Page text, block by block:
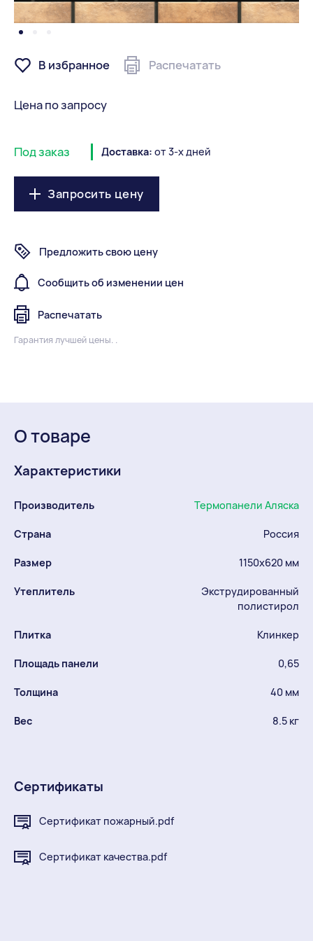
В избранное Распечатать
Цена по запросу
Под заказ Доставка: от 3-х дней
Запросить цену
Предложить свою цену
Сообщить об изменении цен
Распечатать
Гарантия лучшей цены. .
О товаре
Характеристики
Производитель Термопанели Аляска
Страна Россия
Размер 1150х620 мм
Утеплитель
Экструдированный
полистирол
Плитка Клинкер
Площадь панели 0,65
Толщина 40 мм
Вес 8.5 кг
Сертификаты
Сертификат пожарный.pdf
Сертификат качества.pdf